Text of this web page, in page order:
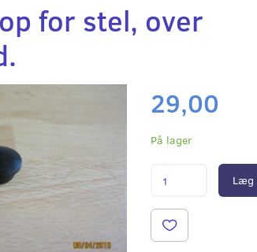
for stel, over
29,00
På lager
Læg